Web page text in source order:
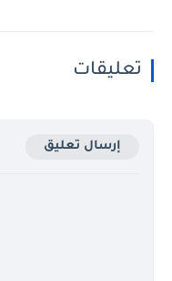
تعليقات
إرسال تعليق